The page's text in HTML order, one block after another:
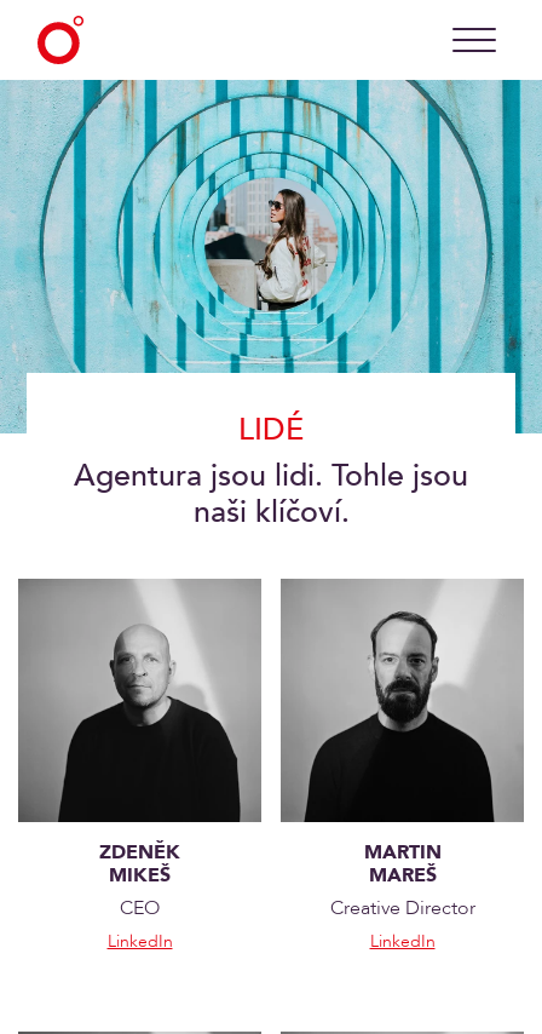
LIDÉ
Agentura jsou lidi. Tohle jsou
naši klíčoví.
ZDENĚK
MIKEŠ
CEO
LinkedIn
MARTIN
MAREŠ
Creative Director
LinkedIn